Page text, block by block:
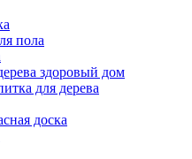
пола
здоровый дом
для дерева
доска